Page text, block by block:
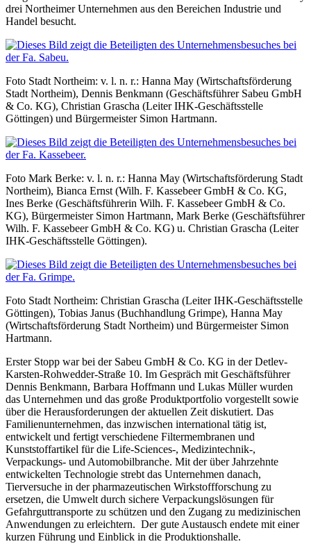
drei Northeimer Unternehmen aus den Bereichen Industrie und
Handel besucht.
Foto Stadt Northeim: v. l. n. r.: Hanna May (Wirtschaftsförderung
Stadt Northeim), Dennis Benkmann (Geschäftsführer Sabeu GmbH
& Co. KG), Christian Grascha (Leiter IHK-Geschäftsstelle
Göttingen) und Bürgermeister Simon Hartmann.
Foto Mark Berke: v. l. n. r.: Hanna May (Wirtschaftsförderung Stadt
Northeim), Bianca Ernst (Wilh. F. Kassebeer GmbH & Co. KG,
Ines Berke (Geschäftsführerin Wilh. F. Kassebeer GmbH & Co.
KG), Bürgermeister Simon Hartmann, Mark Berke (Geschäftsführer
Wilh. F. Kassebeer GmbH & Co. KG) u. Christian Grascha (Leiter
IHK-Geschäftsstelle Göttingen).
Foto Stadt Northeim: Christian Grascha (Leiter IHK-Geschäftsstelle
Göttingen), Tobias Janus (Buchhandlung Grimpe), Hanna May
(Wirtschaftsförderung Stadt Northeim) und Bürgermeister Simon
Hartmann.
Erster Stopp war bei der Sabeu GmbH & Co. KG in der Detlev-
Karsten-Rohwedder-Straße 10. Im Gespräch mit Geschäftsführer
Dennis Benkmann, Barbara Hoffmann und Lukas Müller wurden
das Unternehmen und das große Produktportfolio vorgestellt sowie
über die Herausforderungen der aktuellen Zeit diskutiert. Das
Familienunternehmen, das inzwischen international tätig ist,
entwickelt und fertigt verschiedene Filtermembranen und
Kunststoffartikel für die Life-Sciences-, Medizintechnik-,
Verpackungs- und Automobilbranche. Mit der über Jahrzehnte
entwickelten Technologie strebt das Unternehmen danach,
Tierversuche in der pharmazeutischen Wirkstoffforschung zu
ersetzen, die Umwelt durch sichere Verpackungslösungen für
Gefahrguttransporte zu schützen und den Zugang zu medizinischen
Anwendungen zu erleichtern. Der gute Austausch endete mit einer
kurzen Führung und Einblick in die Produktionshalle.